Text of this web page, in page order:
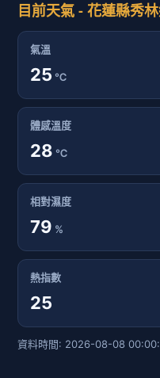
目前天氣 - 花蓮縣秀
氣溫
25 ℃
體感溫度
28 ℃
相對濕度
79 %
熱指數
25
資料時間: 2026-08-08